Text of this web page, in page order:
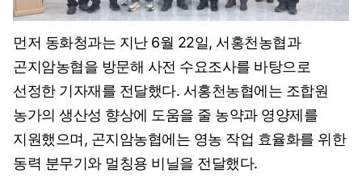
먼저 동화청과는 지난 6월 22일, 서홍천농협과
곤지암농협을 방문해 사전 수요조사를 바탕으로
선정한 기자재를 전달했다. 서홍천농협에는 조합원
농가의 생산성 향상에 도움을 줄 농약과 영양제를
지원했으며, 곤지암농협에는 영농 작업 효율화를 위한
동력 분무기와 멀칭용 비닐을 전달했다.